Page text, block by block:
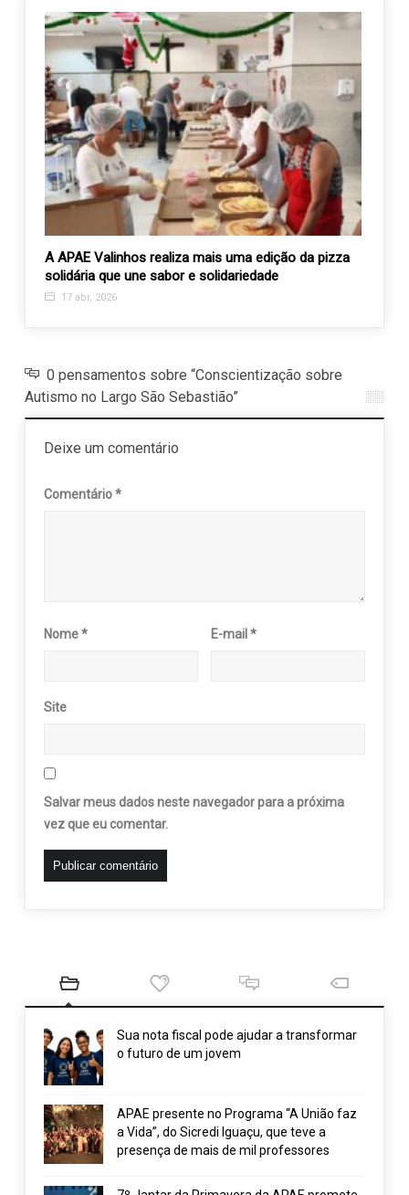
A APAE Valinhos realiza mais uma edição da pizza
solidária que une sabor e solidariedade
17 abr, 2026
0 pensamentos sobre “Conscientização sobre
Autismo no Largo São Sebastião”
Deixe um comentário
Comentário*
Nome* E-mail*
Site
Salvar meus dados neste navegador para a próxima
vez que eu comentar.
Sua nota fiscal pode ajudar a transformar
o futuro de um jovem
APAE presente no Programa “A União faz
a Vida”, do Sicredi Iguaçu, que teve a
presença de mais de mil professores